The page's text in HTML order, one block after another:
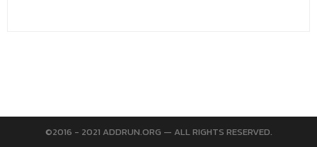
©2016 - 2021 ADDRUN.ORG — ALL RIGHTS RESERVED.